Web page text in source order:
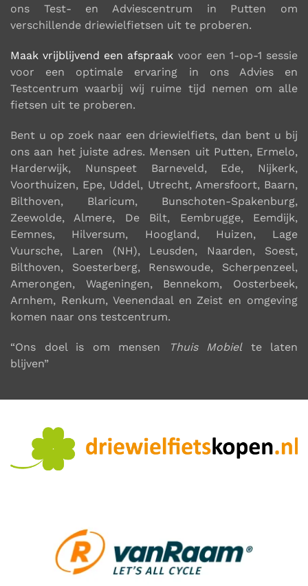
ons Test- en Adviescentrum in Putten om
verschillende driewielfietsen uit te proberen.
Maak vrijblijvend een afspraak voor een 1-op-1 sessie
voor een optimale ervaring in ons Advies en
Testcentrum waarbij wij ruime tijd nemen om alle
fietsen uit te proberen.
Bent u op zoek naar een driewielfiets, dan bent u bij
ons aan het juiste adres. Mensen uit Putten, Ermelo,
Harderwijk, Nunspeet Barneveld, Ede, Nijkerk,
Voorthuizen, Epe, Uddel, Utrecht, Amersfoort, Baarn,
Bilthoven, Blaricum, Bunschoten-Spakenburg,
Zeewolde, Almere, De Bilt, Eembrugge, Eemdijk,
Eemnes, Hilversum, Hoogland, Huizen, Lage
Vuursche, Laren (NH), Leusden, Naarden, Soest,
Bilthoven, Soesterberg, Renswoude, Scherpenzeel,
Amerongen, Wageningen, Bennekom, Oosterbeek,
Arnhem, Renkum, Veenendaal en Zeist en omgeving
komen naar ons testcentrum.
“Ons doel is om mensen Thuis Mobielte laten
blijven”